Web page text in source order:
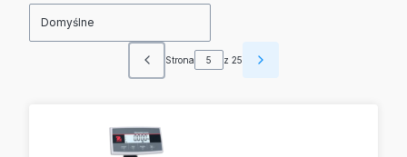
Domyślne
Poprzednie produkty
Strona z 25 Następne produkty